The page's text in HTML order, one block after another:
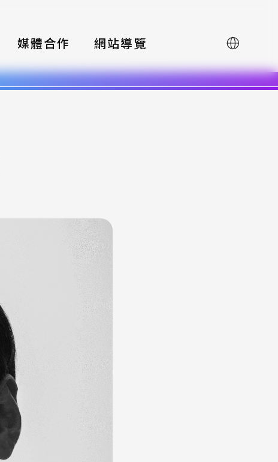
媒體合作 網站導覽 English